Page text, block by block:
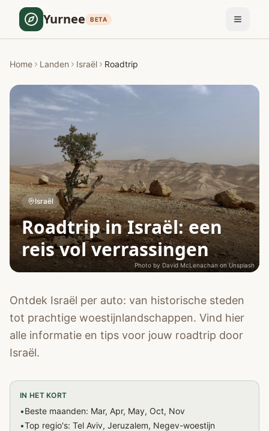
Yurnee BETA
Home Landen Israël Roadtrip
Israël
Roadtrip in Israël: een
reis vol verrassingen
Photo by David McLenachan on Unsplash
Ontdek Israël per auto: van historische steden
tot prachtige woestijnlandschappen. Vind hier
alle informatie en tips voor jouw roadtrip door
Israël.
IN HET KORT
•Beste maanden: Mar, Apr, May, Oct, Nov
•Top regio's: Tel Aviv, Jeruzalem, Negev-woestijn